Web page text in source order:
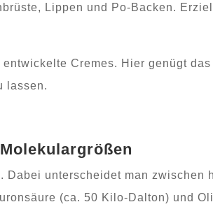
Lippen und Po-Backen.
Cremes. Hier genügt
lassen.
unterscheidet man zwischen
(ca. 50 Kilo-Dalton) und